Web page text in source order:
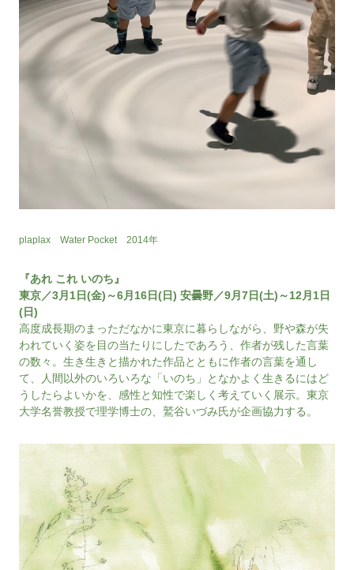
plaplax Water Pocket 2014年
『あれ これ いのち』
東京／3月1日(金)～6月16日(日) 安曇野／9月7日(土)～12月1日
(日)
高度成長期のまっただなかに東京に暮らしながら、野や森が失
われていく姿を目の当たりにしたであろう、作者が残した言葉
の数々。生き生きと描かれた作品とともに作者の言葉を通し
て、人間以外のいろいろな「いのち」となかよく生きるにはど
うしたらよいかを、感性と知性で楽しく考えていく展示。東京
大学名誉教授で理学博士の、鷲谷いづみ氏が企画協力する。